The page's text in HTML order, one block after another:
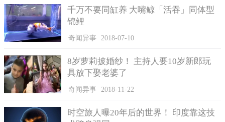
千万不要同缸养 大嘴鲸「活吞」同体型
锦鲤
奇闻异事 2018-07-10
8岁萝莉披婚纱！ 主持人要10岁新郎玩
具放下娶老婆了
奇闻异事 2018-11-22
时空旅人曝20年后的世界！ 印度靠这技